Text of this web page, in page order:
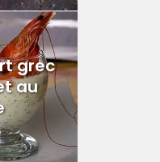
grec
au